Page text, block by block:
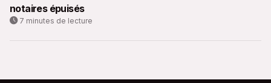
notaires épuisés
7 minutes de lecture